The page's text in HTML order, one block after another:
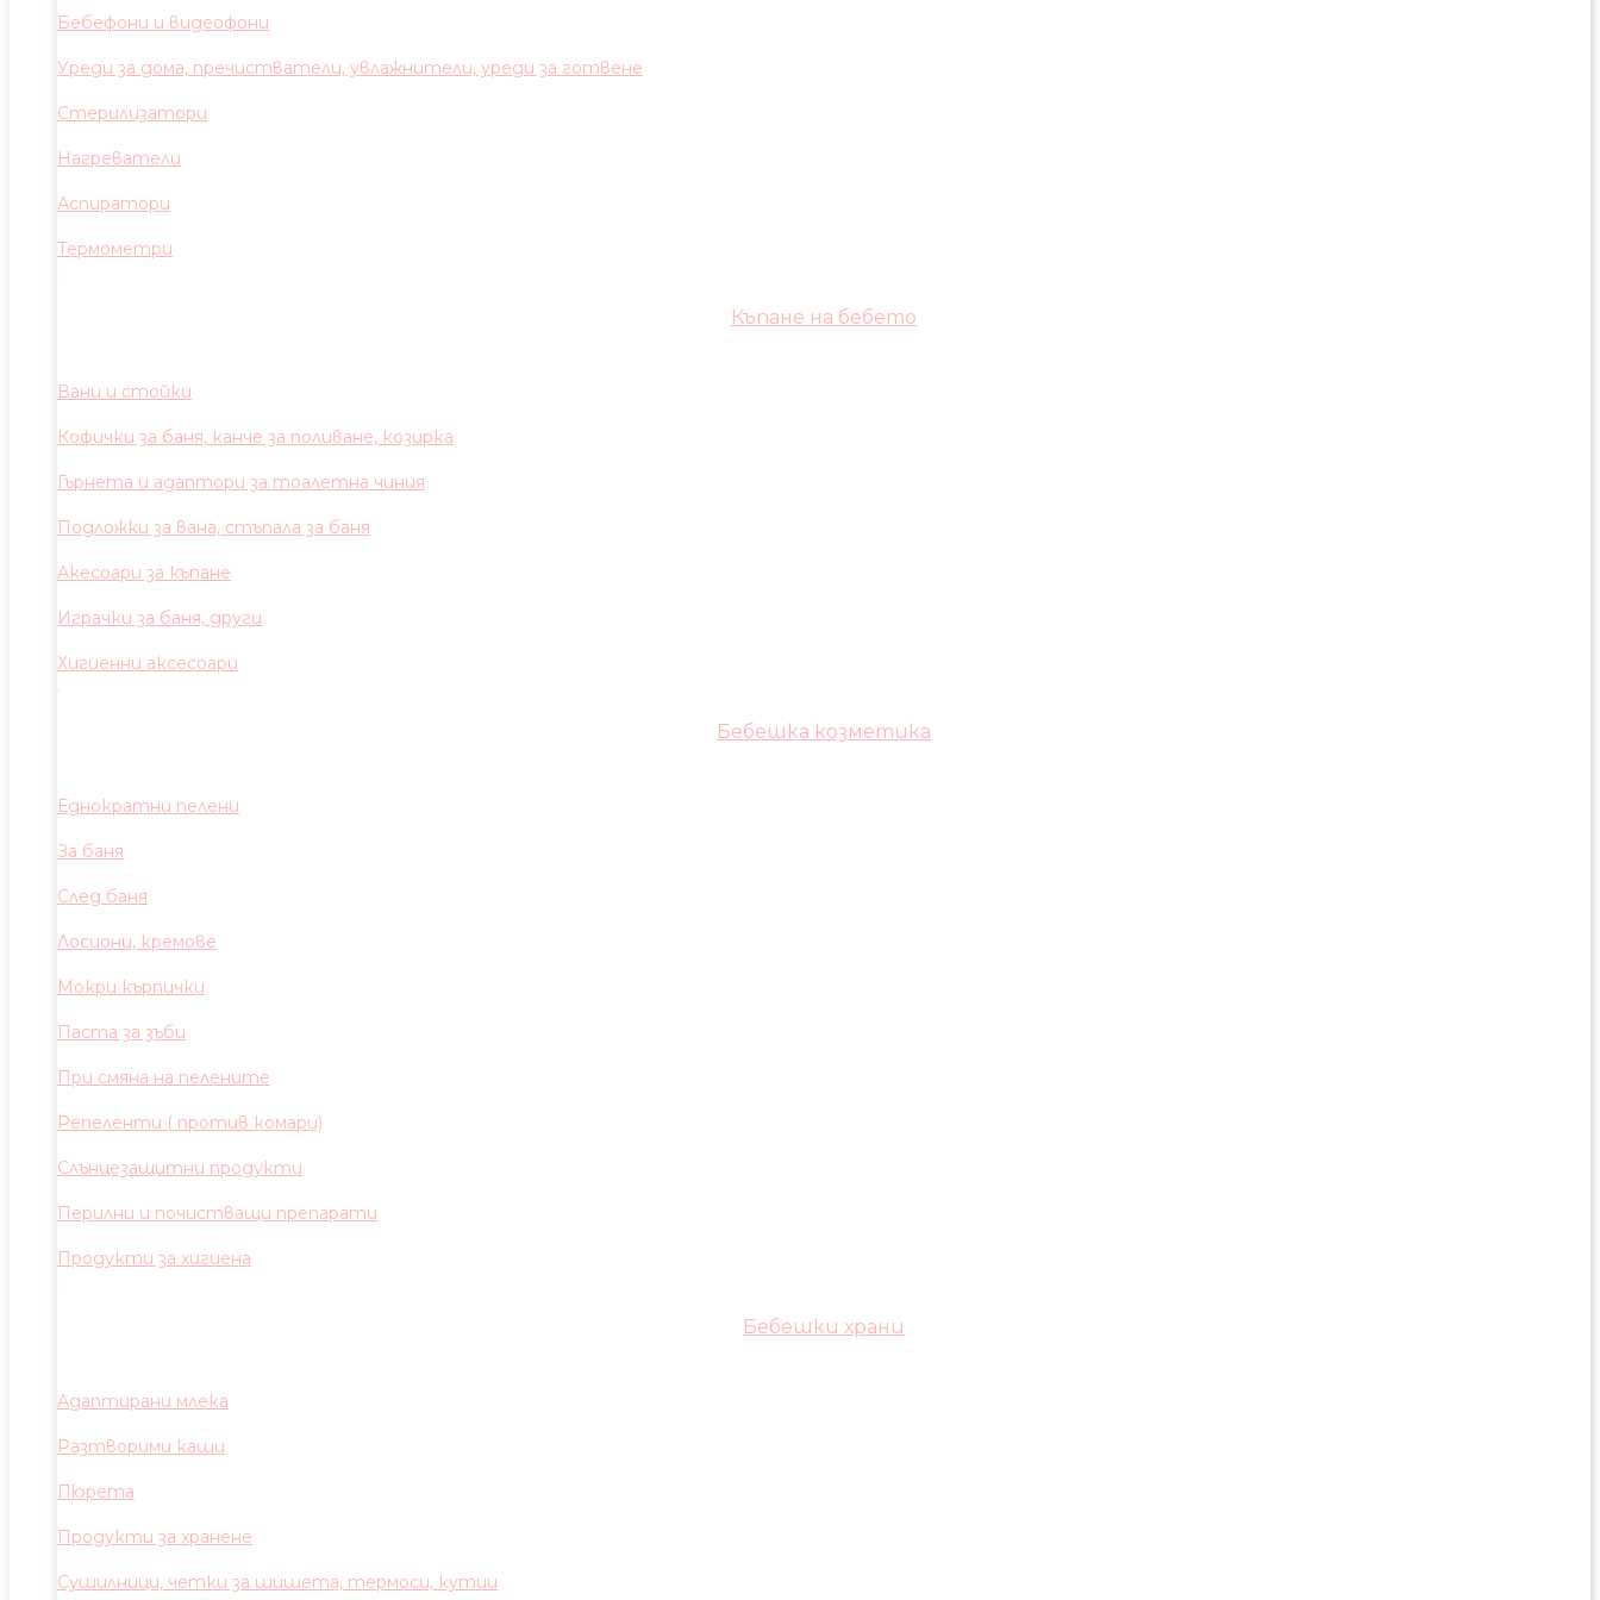
Бебефони и видеофони
Уреди за дома, пречистватели, увлажнители, уреди за готвене
Стерилизатори
Нагреватели
Аспиратори
Термометри
Къпане на бебето
Вани и стойки
Кофички за баня, канче за поливане, козирка
Гърнета и адаптори за тоалетна чиния
Подложки за вана, стъпала за баня
Акесоари за къпане
Играчки за баня, други
Хигиенни аксесоари
Бебешка козметика
Еднократни пелени
За баня
След баня
Лосиони, кремове
Мокри кърпички
Паста за зъби
При смяна на пелените
Репеленти ( против комари)
Слънцезащитни продукти
Перилни и почистващи препарати
Продукти за хигиена
Бебешки храни
Адаптирани млека
Разтворими каши
Пюрета
Продукти за хранене
Сушилници, четки за шишета, термоси, кутии